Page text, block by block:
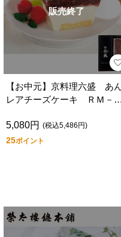
販売終了
【お中元】京料理六盛 あ
レアチーズケーキ ＲＭ－Ａ
5,080円 (税込5,486円)
25ポイント